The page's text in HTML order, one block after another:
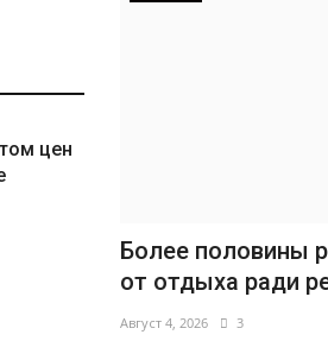
цен
Более половины
от отдыха ради
Август 4, 2026 3